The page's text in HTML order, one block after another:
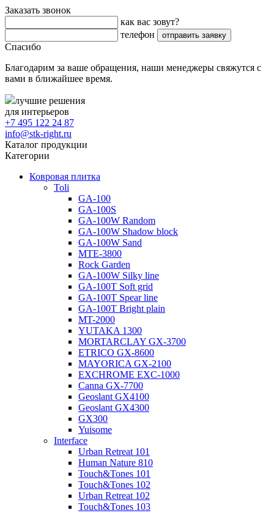
Заказать звонок
как вас зовут?
телефон
Спасибо
Благодарим за ваше обращения, наши менеджеры свяжутся с
вами в ближайшее время.
лучшие решения
для интерьеров
+7 495 122 24 87
info@stk-right.ru
Каталог продукции
Категории
Ковровая плитка
Toli
GA-100
GA-100S
GA-100W Random
GA-100W Shadow block
GA-100W Sand
MTE-3800
Rock Garden
GA-100W Silky line
GA-100T Soft grid
GA-100T Spear line
GA-100T Bright plain
MT-2000
YUTAKA 1300
MORTARCLAY GX-3700
ETRICO GX-8600
MAYORICA GX-2100
EXCHROME EXC-1000
Canna GX-7700
Geoslant GX4100
Geoslant GX4300
GX300
Yuisome
Interface
Urban Retreat 101
Human Nature 810
Touch&Tones 101
Touch&Tones 102
Urban Retreat 102
Touch&Tones 103